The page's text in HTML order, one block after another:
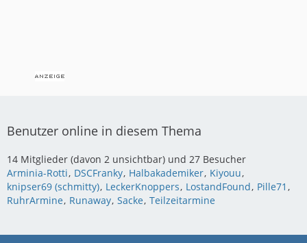
Benutzer online in diesem Thema
14 Mitglieder (davon 2 unsichtbar) und 27 Besucher
Arminia-Rotti DSCFranky Halbakademiker Kiyouu
knipser69 (schmitty) LeckerKnoppers LostandFound Pille71
RuhrArmine Runaway Sacke Teilzeitarmine